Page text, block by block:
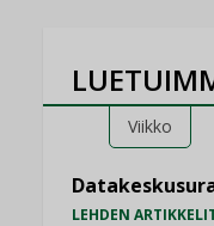
Viikko
LEHDEN